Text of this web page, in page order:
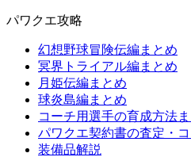
パワクエ攻略
幻想野球冒険伝編まとめ
冥界トライアル編まとめ
月姫伝編まとめ
球炎島編まとめ
コーチ用選手の育成方法
パワクエ契約書の査定・
装備品解説